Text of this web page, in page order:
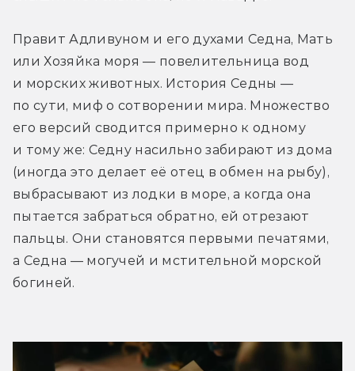
Правит Адливуном и его духами Седна, Мать
или Хозяйка моря — повелительница вод
и морских животных. История Седны —
по сути, миф о сотворении мира. Множество
его версий сводится примерно к одному
и тому же: Седну насильно забирают из дома
(иногда это делает её отец в обмен на рыбу),
выбрасывают из лодки в море, а когда она
пытается забраться обратно, ей отрезают
пальцы. Они становятся первыми печатями,
а Седна — могучей и мстительной морской
богиней.